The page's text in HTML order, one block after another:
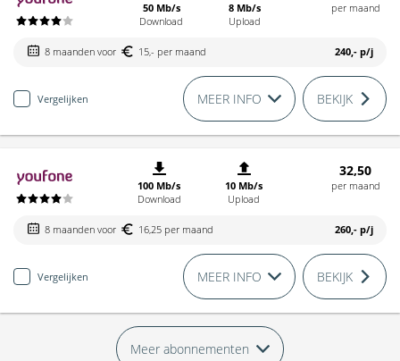
50 Mb/s
Download
8 Mb/s
Upload
per maand
8 maanden voor 15,- per maand 240,- p/j
Vergelijken MEER INFO BEKIJK
100 Mb/s
Download
10 Mb/s
Upload
32,50
per maand
8 maanden voor 16,25 per maand 260,- p/j
Vergelijken MEER INFO BEKIJK
Meer abonnementen